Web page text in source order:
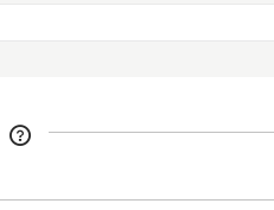
CENA NIE ZAWIERA